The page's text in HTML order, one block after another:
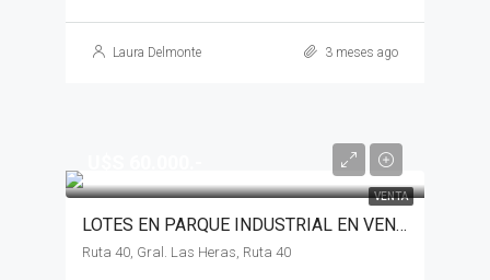
Laura Delmonte 3 meses ago
VENTA
LOTES EN PARQUE INDUSTRIAL EN VENTA, GENERAL LAS HERAS
Ruta 40, Gral. Las Heras, Ruta 40